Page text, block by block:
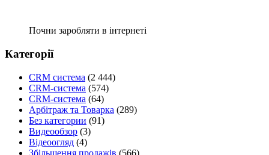
Почни заробляти в інтернеті
Категорії
CRM система (2 444)
CRM-система (574)
CRM-система (64)
Арбітраж та Товарка (289)
Без категории (91)
Видеообзор (3)
Відеоогляд (4)
Збільшення продажів (566)